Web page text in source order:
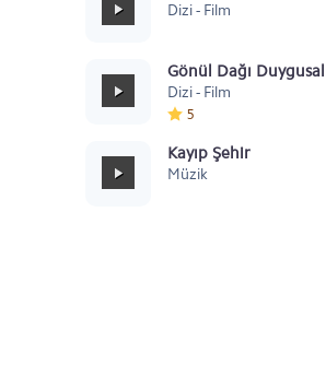
Dizi - Film
Gönül Dağı Duygusal
Dizi - Film
5
Kayıp Şehir
Müzik